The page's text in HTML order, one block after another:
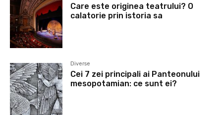
Care este originea teatrului? O
calatorie prin istoria sa
Diverse
Cei 7 zei principali ai Panteonului
mesopotamian: ce sunt ei?